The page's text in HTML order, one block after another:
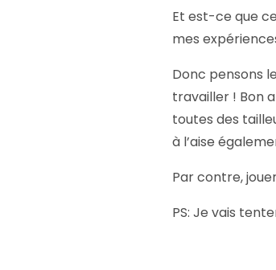
Et est-ce que
mes
Donc pensons
travailler ! Bon
toutes des
à l’aise
Par contre,
PS: Je vais